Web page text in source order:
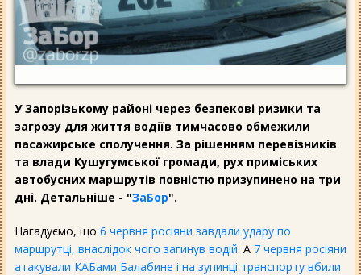
У Запорізькому районі через безпекові ризики та
загрозу для життя водіїв тимчасово обмежили
пасажирське сполучення. За рішенням перевізників
та влади Кушугумської громади, рух приміських
автобусних маршрутів повністю призупинено на три
дні. Детальніше - "ЗаБор".
Нагадуємо, що 6 червня росіяни завдали удару по
маршрутці, внаслідок чого загинув водій. А 7 червня росіяни
атакували КАБами Балабине і на зупинці транспорту вбили